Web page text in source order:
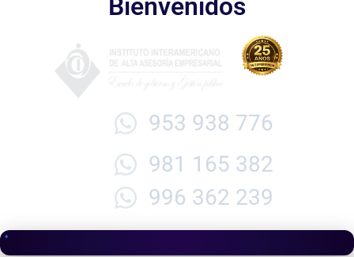
Bienvenidos
953 938 776
981 165 382
996 362 239